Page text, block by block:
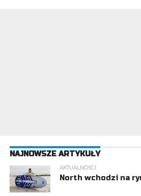
NAJNOWSZE ARTYKUŁY
AKTUALNOŚCI
North wchodzi na